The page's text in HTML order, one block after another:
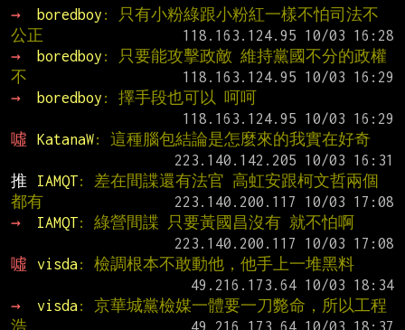
→
boredboy : 只有小粉綠跟小粉紅一樣不怕司法不
公正
→
boredboy : 只要能攻擊政敵 維持黨國不分的政權
不
→
boredboy : 擇手段也可以 呵呵
噓
KatanaW: 這種腦包結論是怎麼來的我實在好奇
推
IAMQT: 差在間諜還有法官 高虹安跟柯文哲兩個
都有
→
IAMQT: 綠營間諜 只要黃國昌沒有 就不怕啊
噓
visda: 檢調根本不敢動他，他手上一堆黑料
→
visda: 京華城黨檢媒一體要一刀斃命，所以工程
浩